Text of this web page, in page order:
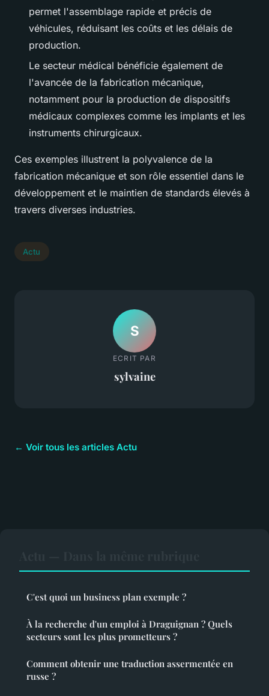
permet l'assemblage rapide et précis de
véhicules, réduisant les coûts et les délais de
production.
Le secteur médical bénéficie également de
l'avancée de la fabrication mécanique,
notamment pour la production de dispositifs
médicaux complexes comme les implants et les
instruments chirurgicaux.
Ces exemples illustrent la polyvalence de la
fabrication mécanique et son rôle essentiel dans le
développement et le maintien de standards élevés à
travers diverses industries.
Actu
S
ECRIT PAR
sylvaine
← Voir tous les articles Actu
C'est quoi un business plan exemple ?
À la recherche d'un emploi à Draguignan ? Quels
secteurs sont les plus prometteurs ?
Comment obtenir une traduction assermentée en
russe ?